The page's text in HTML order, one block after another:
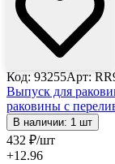
Код: 93255Арт:
Выпуск для
раковины с
В наличии: 1 шт
432 ₽/шт
+12.96